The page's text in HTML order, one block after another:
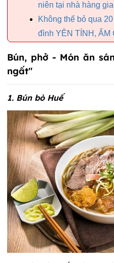
niên tại nhà hàng
Không thể bỏ qua
đình YÊN TÍNH, ẤM
Bún, phở - Món ăn
ngất"
1. Bún bò Huế